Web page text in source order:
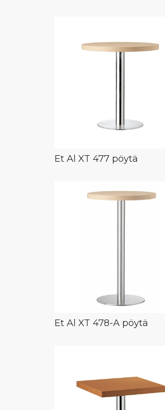
Et Al XT 477 pöytä
Et Al XT 478-A pöytä